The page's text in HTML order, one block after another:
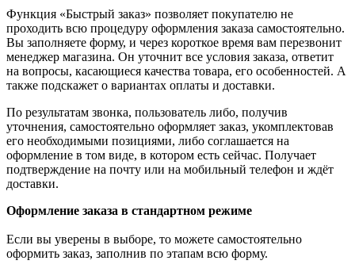
Функция «Быстрый заказ» позволяет покупателю не
проходить всю процедуру оформления заказа самостоятельно.
Вы заполняете форму, и через короткое время вам перезвонит
менеджер магазина. Он уточнит все условия заказа, ответит
на вопросы, касающиеся качества товара, его особенностей. А
также подскажет о вариантах оплаты и доставки.
По результатам звонка, пользователь либо, получив
уточнения, самостоятельно оформляет заказ, укомплектовав
его необходимыми позициями, либо соглашается на
оформление в том виде, в котором есть сейчас. Получает
подтверждение на почту или на мобильный телефон и ждёт
доставки.
Оформление заказа в стандартном режиме
Если вы уверены в выборе, то можете самостоятельно
оформить заказ, заполнив по этапам всю форму.